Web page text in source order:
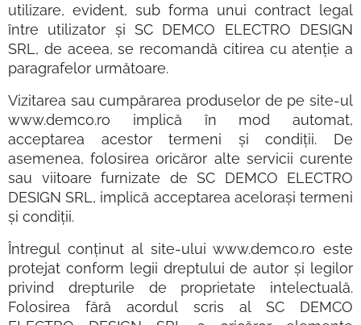
utilizare, evident, sub forma unui contract legal
între utilizator și SC DEMCO ELECTRO DESIGN
SRL, de aceea, se recomandă citirea cu atenție a
paragrafelor următoare.
Vizitarea sau cumpărarea produselor de pe site-ul
www.demco.ro implică în mod automat,
acceptarea acestor termeni și condiții. De
asemenea, folosirea oricăror alte servicii curente
sau viitoare furnizate de SC DEMCO ELECTRO
DESIGN SRL, implică acceptarea acelorași termeni
și condiții.
Întregul conținut al site-ului www.demco.ro este
protejat conform legii dreptului de autor și legilor
privind drepturile de proprietate intelectuală.
Folosirea fără acordul scris al SC DEMCO